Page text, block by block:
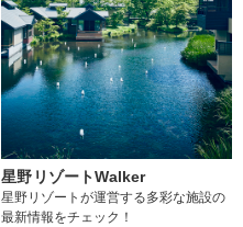
星野リゾートWalker
星野リゾートが運営する多彩な施設の
最新情報をチェック！